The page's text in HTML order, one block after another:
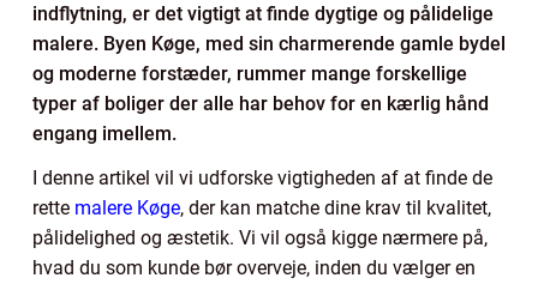
indflytning, er det vigtigt at finde dygtige og pålidelige
malere. Byen Køge, med sin charmerende gamle bydel
og moderne forstæder, rummer mange forskellige
typer af boliger der alle har behov for en kærlig hånd
engang imellem.
I denne artikel vil vi udforske vigtigheden af at finde de
rette malere Køge, der kan matche dine krav til kvalitet,
pålidelighed og æstetik. Vi vil også kigge nærmere på,
hvad du som kunde bør overveje, inden du vælger en